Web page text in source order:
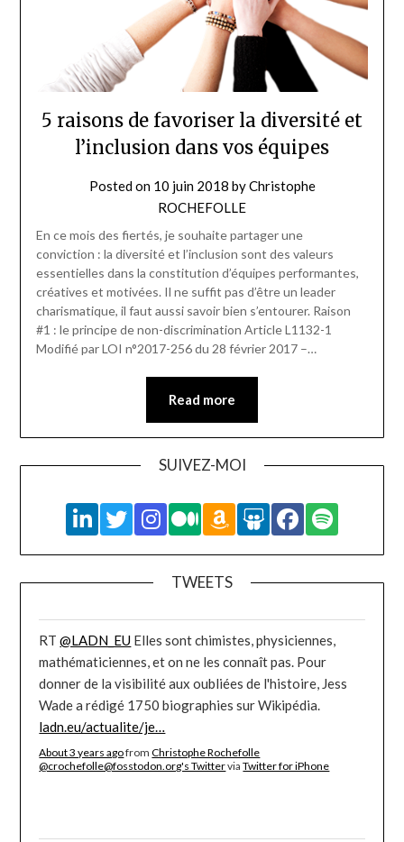
5 raisons de favoriser la diversité et
l’inclusion dans vos équipes
Posted on 10 juin 2018 byChristophe
ROCHEFOLLE
En ce mois des fiertés, je souhaite partager une
conviction : la diversité et l’inclusion sont des valeurs
essentielles dans la constitution d’équipes performantes,
créatives et motivées. Il ne suffit pas d’être un leader
charismatique, il faut aussi savoir bien s’entourer. Raison
#1 : le principe de non-discrimination Article L1132-1
Modifié par LOI n°2017-256 du 28 février 2017 –…
Read more
SUIVEZ-MOI
TWEETS
RT@LADN_EU Elles sont chimistes, physiciennes,
mathématiciennes, et on ne les connaît pas. Pour
donner de la visibilité aux oubliées de l'histoire, Jess
Wade a rédigé 1750 biographies sur Wikipédia.
ladn.eu/actualite/je…
About 3 years agofromChristophe Rochefolle
@crochefolle@fosstodon.org's TwitterviaTwitter for iPhone